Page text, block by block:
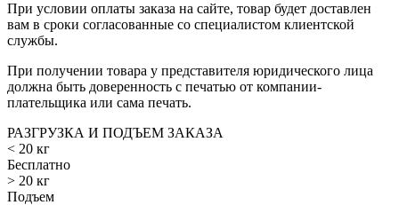
При условии оплаты заказа на сайте, товар будет доставлен
вам в сроки согласованные со специалистом клиентской
службы.
При получении товара у представителя юридического лица
должна быть доверенность с печатью от компании-
плательщика или сама печать.
РАЗГРУЗКА И ПОДЪЕМ ЗАКАЗА
< 20 кг
Бесплатно
> 20 кг
Подъем